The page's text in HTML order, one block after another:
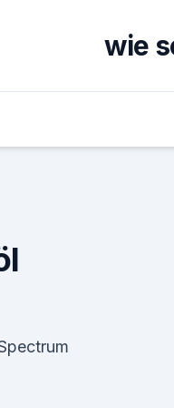
wie